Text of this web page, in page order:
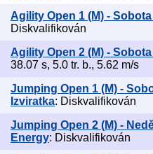
Agility Open 1 (M) -
Diskvalifikován
Agility Open 2 (M) -
38.07 s, 5.0 tr. b., 5.62 m/s
Jumping Open 1 (M) -
Izviratka: Diskvalifikován
Jumping Open 2 (M) -
Energy: Diskvalifikován